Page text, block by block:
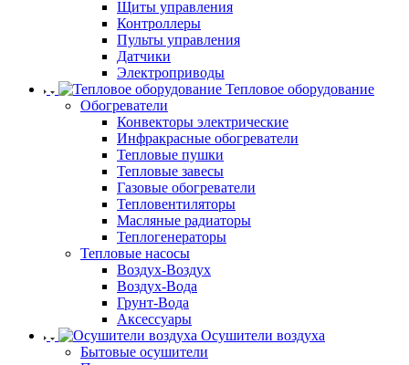
Щиты управления
Контроллеры
Пульты управления
Датчики
Электроприводы
Тепловое оборудование
Обогреватели
Конвекторы электрические
Инфракрасные обогреватели
Тепловые пушки
Тепловые завесы
Газовые обогреватели
Тепловентиляторы
Масляные радиаторы
Теплогенераторы
Тепловые насосы
Воздух-Воздух
Воздух-Вода
Грунт-Вода
Аксессуары
Осушители воздуха
Бытовые осушители